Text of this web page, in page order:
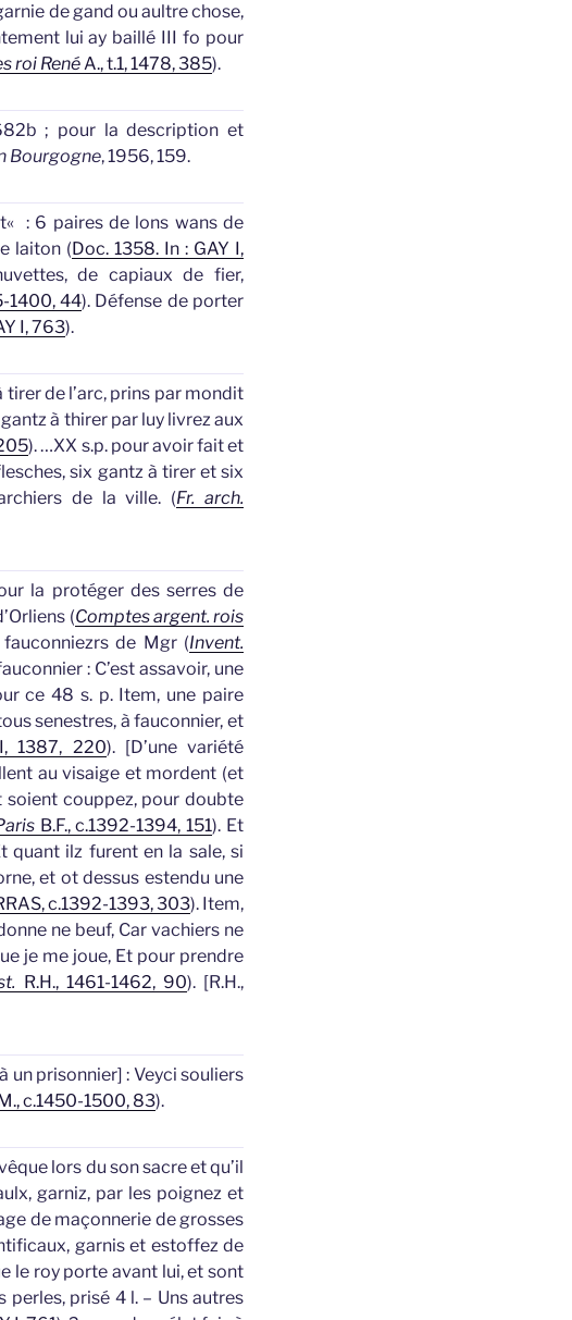
degand ou aultre chose,
lui ay baillé III fo pour
roi RenéA., t.1, 1478, 385).
; pour la description et
Bourgogne, 1956, 159.
« : 6 paires de lons wansde
laiton (Doc. 1358. In : GAY I,
de capiaux de fier,
1400, 44). Défense de porter
I, 763).
tirer de l’arc, prins par mondit
gantzà thirer par luy livrez aux
).…XX s.p. pour avoir fait et
six gantzà tirer et six
de la ville. (Fr. arch.
la protéger des serres de
(Comptes argent. rois
de Mgr (Invent.
: C’est assavoir, une
ce 48 s. p. Item, une paire
senestres, à fauconnier, et
1387, 220). [D’une variété
au visaige et mordent (et
soient couppez, pour doubte
B.F., c.1392-1394, 151). Et
quant ilz furent en la sale, si
et ot dessus estendu une
c.1392-1393, 303). Item,
ne beuf, Car vachiers ne
je me joue, Et pour prendre
R.H., 1461-1462, 90). [R.H.,
un prisonnier] : Veyci souliers
M., c.1450-1500, 83).
lors du son sacre et qu’il
garniz, par les poignez et
de maçonnerie de grosses
garnis et estoffez de
le roy porte avant lui, et sont
perles, prisé 4 l. – Uns autres